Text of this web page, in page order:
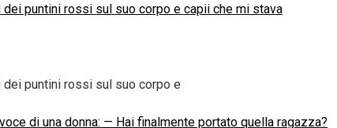
puntini rossi sul suo corpo e capii che mi stava
puntini rossi sul suo corpo e
di una donna: — Hai finalmente portato quella ragazza?